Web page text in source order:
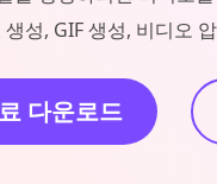
성, GIF 생성, 비디오
다운로드